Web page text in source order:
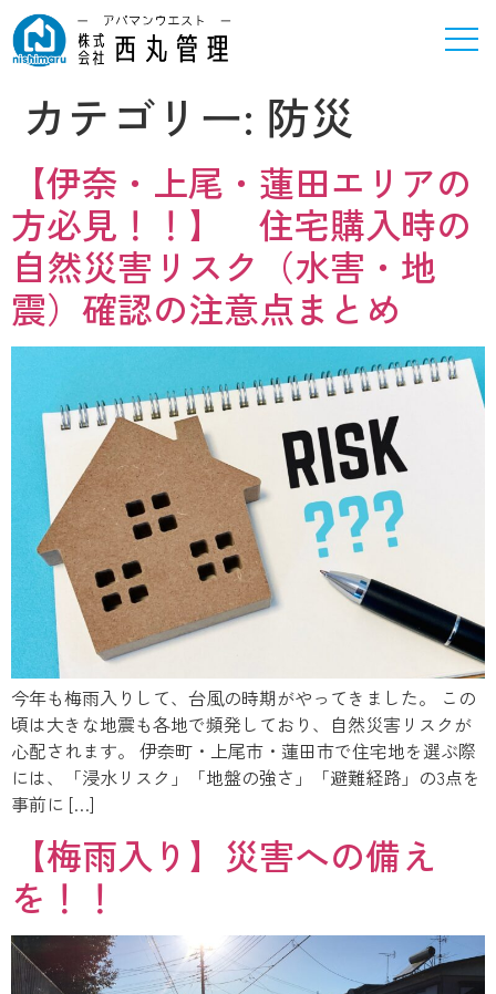
カテゴリー: 防災
【伊奈・上尾・蓮田エリアの
方必見！！】 住宅購入時の
自然災害リスク（水害・地
震）確認の注意点まとめ
今年も梅雨入りして、台風の時期がやってきました。 この
頃は大きな地震も各地で頻発しており、自然災害リスクが
心配されます。 伊奈町・上尾市・蓮田市で住宅地を選ぶ際
には、「浸水リスク」「地盤の強さ」「避難経路」の3点を
事前に […]
【梅雨入り】災害への備え
を！！